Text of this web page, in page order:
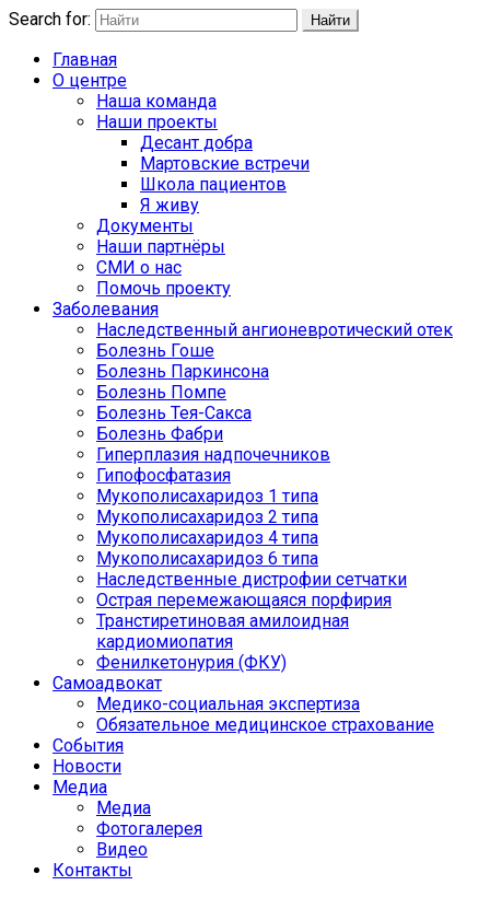
Search for: Найти
Главная
О центре
Наша команда
Наши проекты
Десант добра
Мартовские встречи
Школа пациентов
Я живу
Документы
Наши партнёры
СМИ о нас
Помочь проекту
Заболевания
Наследственный ангионевротический отек
Болезнь Гоше
Болезнь Паркинсона
Болезнь Помпе
Болезнь Тея-Сакса
Болезнь Фабри
Гиперплазия надпочечников
Гипофосфатазия
Мукополисахаридоз 1 типа
Мукополисахаридоз 2 типа
Мукополисахаридоз 4 типа
Мукополисахаридоз 6 типа
Наследственные дистрофии сетчатки
Острая перемежающаяся порфирия
Транстиретиновая амилоидная
кардиомиопатия
Фенилкетонурия (ФКУ)
Самоадвокат
Медико-социальная экспертиза
Обязательное медицинское страхование
События
Новости
Медиа
Медиа
Фотогалерея
Видео
Контакты